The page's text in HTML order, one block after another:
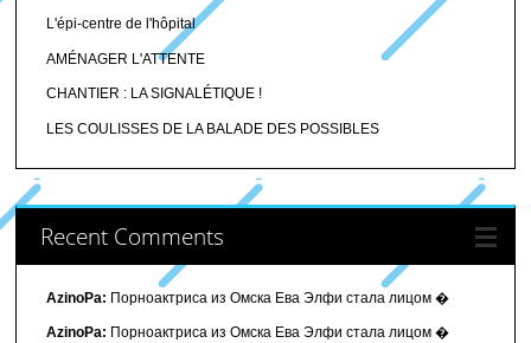
L'épi-centre de l'hôpital
AMÉNAGER L'ATTENTE
CHANTIER : LA SIGNALÉTIQUE !
LES COULISSES DE LA BALADE DES POSSIBLES
Recent Comments
AzinoPa: Порноактриса из Омска Ева Элфи стала лицом �
AzinoPa: Порноактриса из Омска Ева Элфи стала лицом �